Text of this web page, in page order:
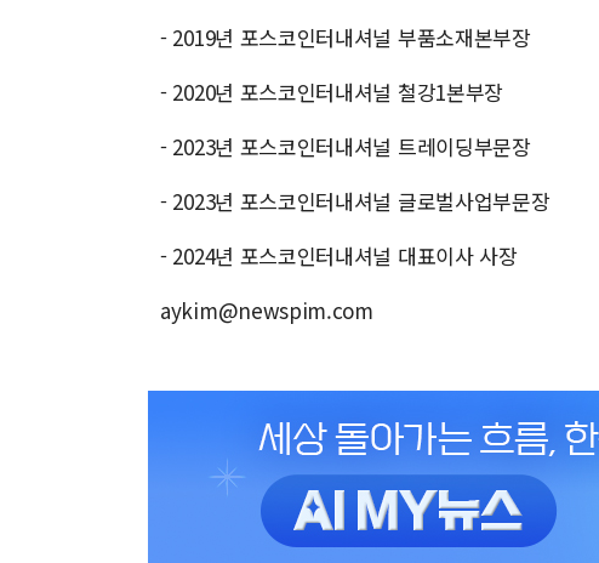
- 2019년 포스코인터내셔널 부품소재본부장
- 2020년 포스코인터내셔널 철강1본부장
- 2023년 포스코인터내셔널 트레이딩부문장
- 2023년 포스코인터내셔널 글로벌사업부문장
- 2024년 포스코인터내셔널 대표이사 사장
aykim@newspim.com